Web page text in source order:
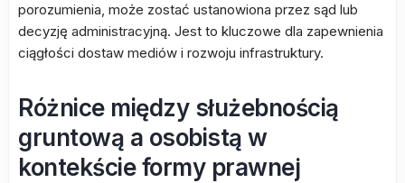
porozumienia, może zostać ustanowiona przez sąd lub
decyzję administracyjną. Jest to kluczowe dla zapewnienia
ciągłości dostaw mediów i rozwoju infrastruktury.
Różnice między służebnością
gruntową a osobistą w
kontekście formy prawnej